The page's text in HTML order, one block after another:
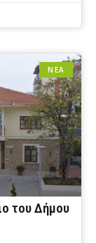
ΝΕΑ
του Δήμου